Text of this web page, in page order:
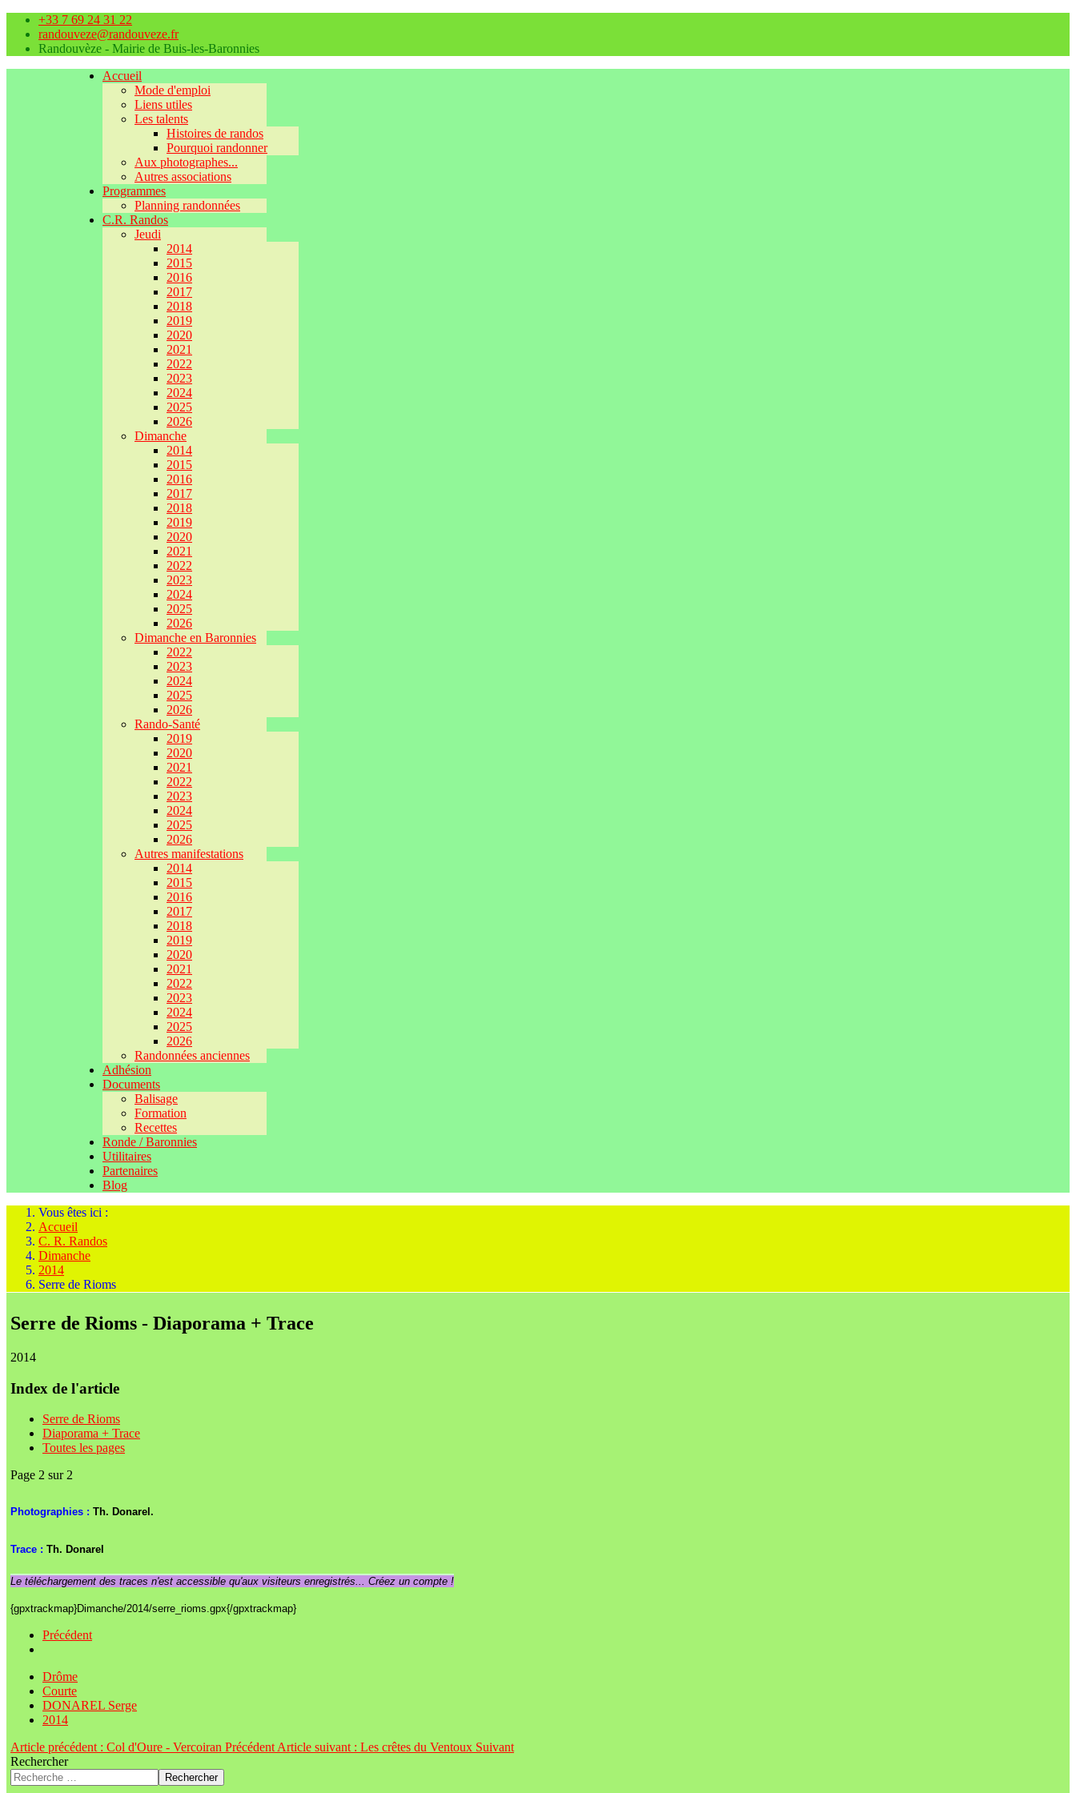
+33 7 69 24 31 22
randouveze@randouveze.fr
Randouvèze - Mairie de Buis-les-Baronnies
Accueil
Mode d'emploi
Liens utiles
Les talents
Histoires de randos
Pourquoi randonner
Aux photographes...
Autres associations
Programmes
Planning randonnées
C.R. Randos
Jeudi
2014
2015
2016
2017
2018
2019
2020
2021
2022
2023
2024
2025
2026
Dimanche
2014
2015
2016
2017
2018
2019
2020
2021
2022
2023
2024
2025
2026
Dimanche en Baronnies
2022
2023
2024
2025
2026
Rando-Santé
2019
2020
2021
2022
2023
2024
2025
2026
Autres manifestations
2014
2015
2016
2017
2018
2019
2020
2021
2022
2023
2024
2025
2026
Randonnées anciennes
Adhésion
Documents
Balisage
Formation
Recettes
Ronde / Baronnies
Utilitaires
Partenaires
Blog
Vous êtes ici :
Accueil
C. R. Randos
Dimanche
2014
Serre de Rioms
Serre de Rioms - Diaporama + Trace
2014
Index de l'article
Serre de Rioms
Diaporama + Trace
Toutes les pages
Page 2 sur 2
Photographies : Th. Donarel.
Trace : Th. Donarel
Le téléchargement des traces n'est accessible qu'aux visiteurs enregistrés... Créez un compte !
{gpxtrackmap}Dimanche/2014/serre_rioms.gpx{/gpxtrackmap}
Précédent
Drôme
Courte
DONAREL Serge
2014
Article précédent : Col d'Oure - Vercoiran Précédent Article suivant : Les crêtes du Ventoux Suivant
Rechercher
Rechercher